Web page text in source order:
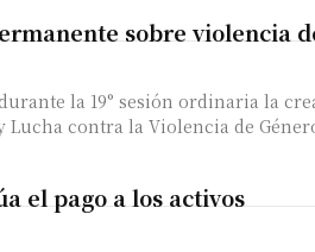
sobre violencia
la 19° sesión ordinaria la
Lucha contra la Violencia de
el pago a los activos